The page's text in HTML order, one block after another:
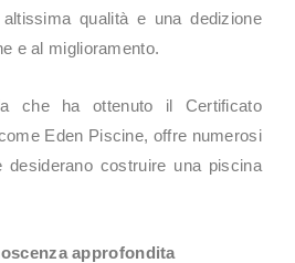
qualità e una dedizione
e al miglioramento.
che ha ottenuto il Certificato
Eden Piscine, offre numerosi
desiderano costruire una piscina
approfondita